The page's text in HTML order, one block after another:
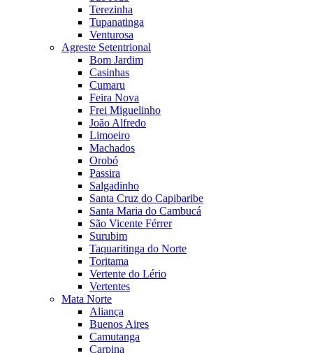
Terezinha
Tupanatinga
Venturosa
Agreste Setentrional
Bom Jardim
Casinhas
Cumaru
Feira Nova
Frei Miguelinho
João Alfredo
Limoeiro
Machados
Orobó
Passira
Salgadinho
Santa Cruz do Capibaribe
Santa Maria do Cambucá
São Vicente Férrer
Surubim
Taquaritinga do Norte
Toritama
Vertente do Lério
Vertentes
Mata Norte
Aliança
Buenos Aires
Camutanga
Carpina